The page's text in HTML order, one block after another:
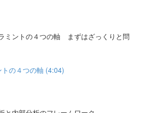
ミントの４つの軸 まずはざっくりと問
の４つの軸 (4:04)